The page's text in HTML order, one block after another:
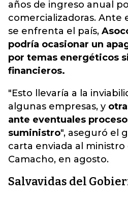
años de ingreso anual
comercializadoras. Ante
se enfrenta el país,
podría ocasionar un
por temas energéticos
financieros.
"Esto llevaría a la
algunas empresas, y
ante eventuales
suministro", aseguró el
carta enviada al ministro
Camacho, en agosto.
Salvavidas del